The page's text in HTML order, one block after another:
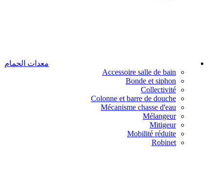
معدات الحمام
Accessoire salle de bain
Bonde et siphon
Collectivité
Colonne et barre de douche
Mécanisme chasse d'eau
Mélangeur
Mitigeur
Mobilité réduite
Robinet